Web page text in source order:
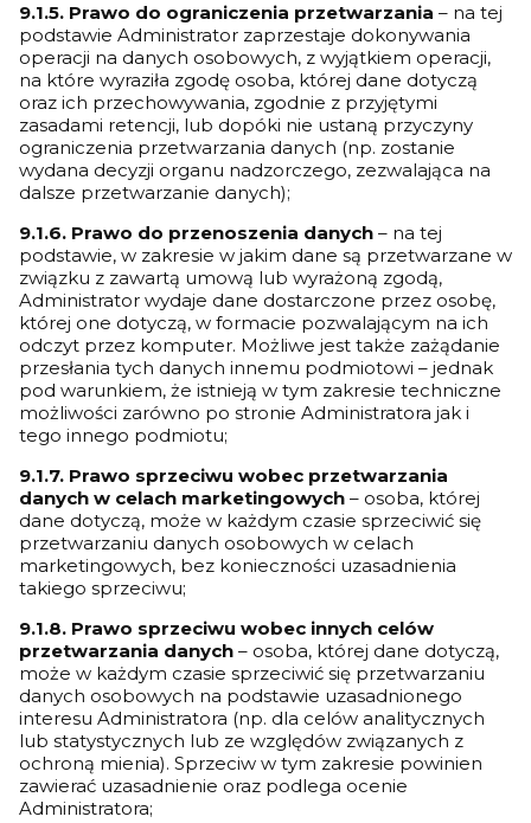
9.1.5. Prawo do ograniczenia przetwarzania – na tej
podstawie Administrator zaprzestaje dokonywania
operacji na danych osobowych, z wyjątkiem operacji,
na które wyraziła zgodę osoba, której dane dotyczą
oraz ich przechowywania, zgodnie z przyjętymi
zasadami retencji, lub dopóki nie ustaną przyczyny
ograniczenia przetwarzania danych (np. zostanie
wydana decyzji organu nadzorczego, zezwalająca na
dalsze przetwarzanie danych);
9.1.6. Prawo do przenoszenia danych – na tej
podstawie, w zakresie w jakim dane są przetwarzane w
związku z zawartą umową lub wyrażoną zgodą,
Administrator wydaje dane dostarczone przez osobę,
której one dotyczą, w formacie pozwalającym na ich
odczyt przez komputer. Możliwe jest także zażądanie
przesłania tych danych innemu podmiotowi – jednak
pod warunkiem, że istnieją w tym zakresie techniczne
możliwości zarówno po stronie Administratora jak i
tego innego podmiotu;
9.1.7. Prawo sprzeciwu wobec przetwarzania
danych w celach marketingowych – osoba, której
dane dotyczą, może w każdym czasie sprzeciwić się
przetwarzaniu danych osobowych w celach
marketingowych, bez konieczności uzasadnienia
takiego sprzeciwu;
9.1.8. Prawo sprzeciwu wobec innych celów
przetwarzania danych – osoba, której dane dotyczą,
może w każdym czasie sprzeciwić się przetwarzaniu
danych osobowych na podstawie uzasadnionego
interesu Administratora (np. dla celów analitycznych
lub statystycznych lub ze względów związanych z
ochroną mienia). Sprzeciw w tym zakresie powinien
zawierać uzasadnienie oraz podlega ocenie
Administratora;